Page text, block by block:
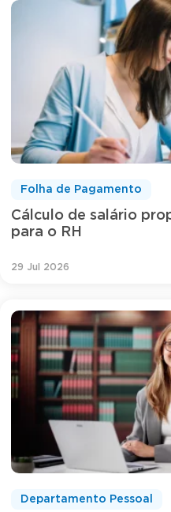
Cálculo de salário
para o RH
Folha de Pagamento
29 Jul 2026
Departamento Pessoal